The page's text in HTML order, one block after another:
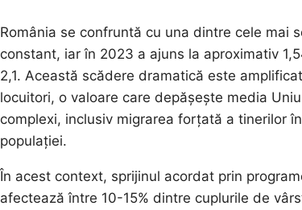
România se confruntă cu una dintre cele mai
constant, iar în 2023 a ajuns la aproximativ
2,1. Această scădere dramatică este
locuitori, o valoare care depășește media
complexi, inclusiv migrarea forțată a tinerilor
populației.
În acest context, sprijinul acordat prin
afectează între 10-15% dintre cuplurile de